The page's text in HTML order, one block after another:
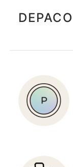
DEPACO